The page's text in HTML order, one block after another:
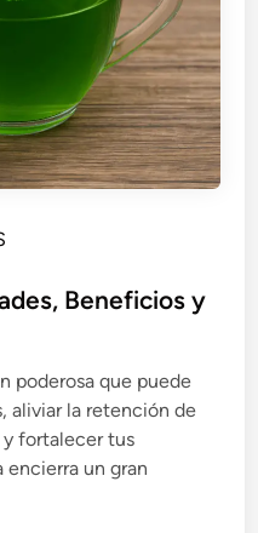
Beneficios y
poderosa que puede
aliviar la retención de
fortalecer tus
encierra un gran